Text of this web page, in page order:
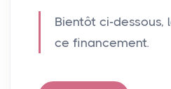
Bientôt ci-dessous,
ce financement.